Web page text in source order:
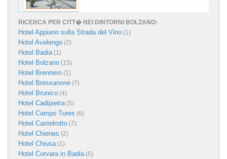
RICERCA PER CITT� NEI DINTORNI BOLZANO:
Hotel Appiano sulla Strada del Vino (1)
Hotel Avelengo (2)
Hotel Badia(1)
Hotel Bolzano (15)
Hotel Brennero (1)
Hotel Bressanone (7)
Hotel Brunico (4)
Hotel Cadipietra(5)
Hotel Campo Tures (6)
Hotel Castelrotto (7)
Hotel Chienes (2)
Hotel Chiusa(1)
Hotel Corvara in Badia(5)